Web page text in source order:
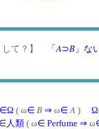
して？】 「 A⊃B 」な
∈Ω ( ω∈ B ⇒ ω∈ A ) Ω
∈ 人類 ( ω∈ Perfume ⇒ ω